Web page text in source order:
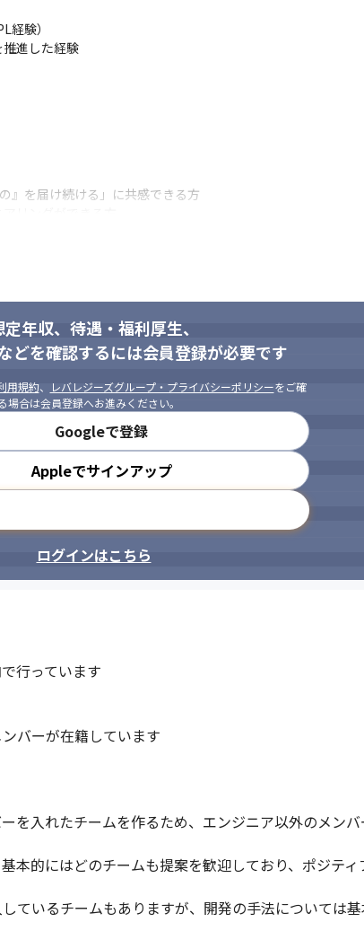
パス』や、4,000万以上（※）のau、UQ、Povoユーザーの
プリなどの未来に向けた新規領域などに挑戦できます（
ら、色々なサービスモデルとユーザーに価値を届ける経験値
経験）
進した経験
』を届け続ける」に共感できる方
定年収、待遇・福利厚生、
どを確認するには会員登録が必要です
用規約、 レバレジーズグループ・プライバシーポリシーをご確
合は会員登録へお進みください。
Googleで登録
Appleでサインアップ
ログインはこちら
行っています
バーが在籍しています
を入れたチームを作るため、エンジニア以外のメン
本的にはどのチームも提案を歓迎しており、ポジテ
ているチームもありますが、開発の手法については